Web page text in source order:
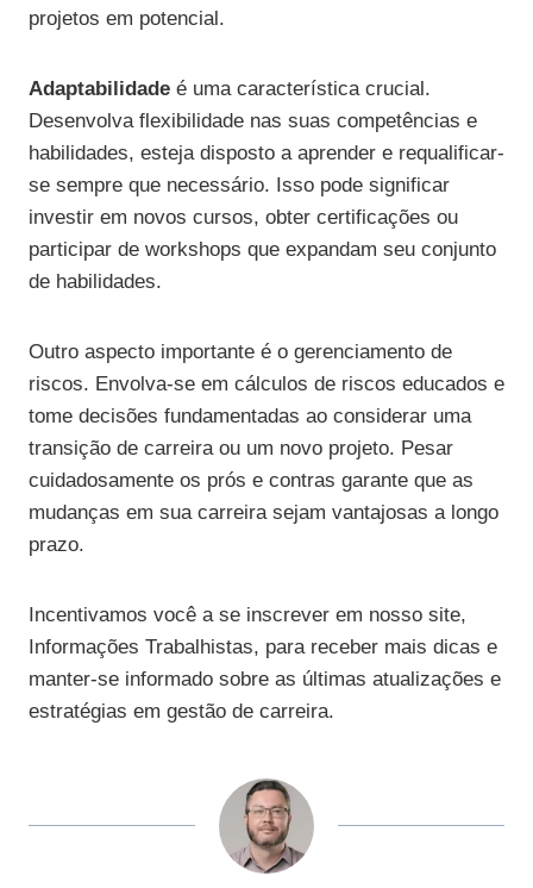
projetos em potencial.
Adaptabilidade é uma característica crucial.
Desenvolva flexibilidade nas suas competências e
habilidades, esteja disposto a aprender e requalificar-
se sempre que necessário. Isso pode significar
investir em novos cursos, obter certificações ou
participar de workshops que expandam seu conjunto
de habilidades.
Outro aspecto importante é o gerenciamento de
riscos. Envolva-se em cálculos de riscos educados e
tome decisões fundamentadas ao considerar uma
transição de carreira ou um novo projeto. Pesar
cuidadosamente os prós e contras garante que as
mudanças em sua carreira sejam vantajosas a longo
prazo.
Incentivamos você a se inscrever em nosso site,
Informações Trabalhistas, para receber mais dicas e
manter-se informado sobre as últimas atualizações e
estratégias em gestão de carreira.